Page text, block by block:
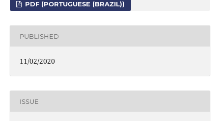
PDF (PORTUGUESE (BRAZIL))
PUBLISHED
11/02/2020
ISSUE